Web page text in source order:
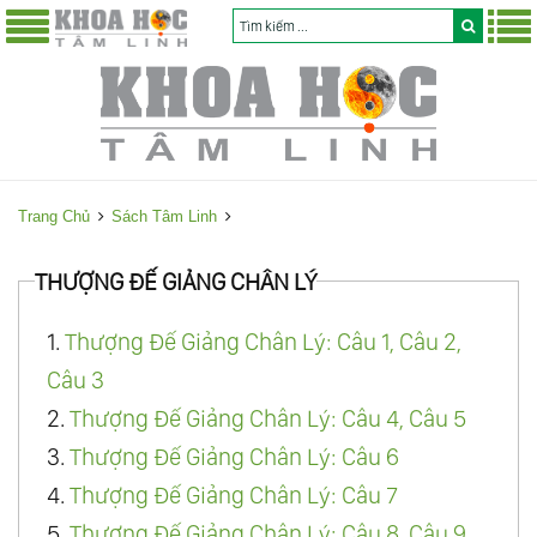
Trang Chủ Sách Tâm Linh
THƯỢNG ĐẾ GIẢNG CHÂN LÝ
1. Thượng Đế Giảng Chân Lý: Câu 1, Câu 2,
Câu 3
2. Thượng Đế Giảng Chân Lý: Câu 4, Câu 5
3. Thượng Đế Giảng Chân Lý: Câu 6
4. Thượng Đế Giảng Chân Lý: Câu 7